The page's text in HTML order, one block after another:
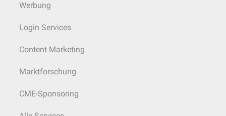
Werbung
Login Services
Content Marketing
Marktforschung
CME-Sponsoring